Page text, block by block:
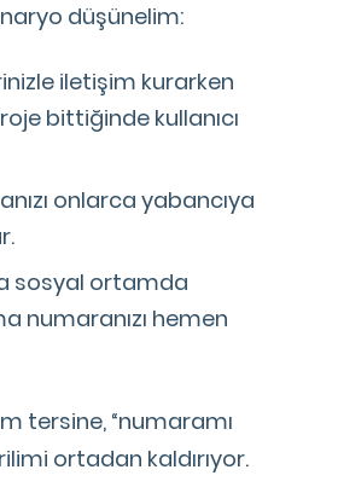
düşünelim:
iletişim kurarken
bittiğinde kullanıcı
onlarca yabancıya
sosyal ortamda
numaranızı hemen
tersine, “numaramı
ortadan kaldırıyor.